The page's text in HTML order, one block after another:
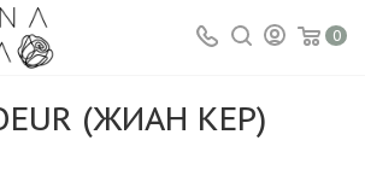
0
(ЖИАН КЕР)